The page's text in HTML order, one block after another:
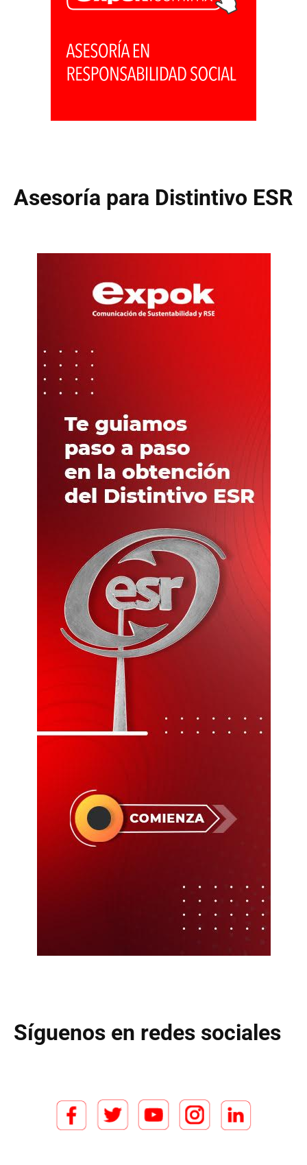
Asesoría para Distintivo ESR
Síguenos en redes sociales